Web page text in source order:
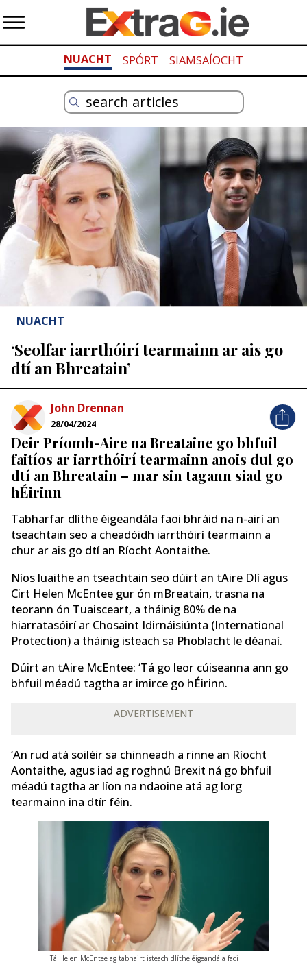
NUACHT SPÓRT SIAMSAÍOCHT
NUACHT
‘Seolfar iarrthóirí tearmainn ar ais go
dtí an Bhreatain’
John Drennan
28/04/2024
Deir Príomh-Aire na Breataine go bhfuil
faitíos ar iarrthóirí tearmainn anois dul go
dtí an Bhreatain – mar sin tagann siad go
hÉirinn
Tabharfar dlíthe éigeandála faoi bhráid na n-airí an
tseachtain seo a cheadóidh iarrthóirí tearmainn a
chur ar ais go dtí an Ríocht Aontaithe.
Níos luaithe an tseachtain seo dúirt an tAire Dlí agus
Cirt Helen McEntee gur ón mBreatain, trasna na
teorann ón Tuaisceart, a tháinig 80% de na
hiarratasóirí ar Chosaint Idirnáisiúnta (International
Protection) a tháinig isteach sa Phoblacht le déanaí.
Dúirt an tAire McEntee: ‘Tá go leor cúiseanna ann go
bhfuil méadú tagtha ar imirce go hÉirinn.
ADVERTISEMENT
‘An rud atá soiléir sa chinneadh a rinne an Ríocht
Aontaithe, agus iad ag roghnú Brexit ná go bhfuil
méadú tagtha ar líon na ndaoine atá ag lorg
tearmainn ina dtír féin.
Tá Helen McEntee ag tabhairt isteach dlíthe éigeandála faoi